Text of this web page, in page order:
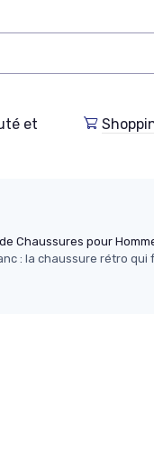
et
Chaussures pour
: la chaussure rétro